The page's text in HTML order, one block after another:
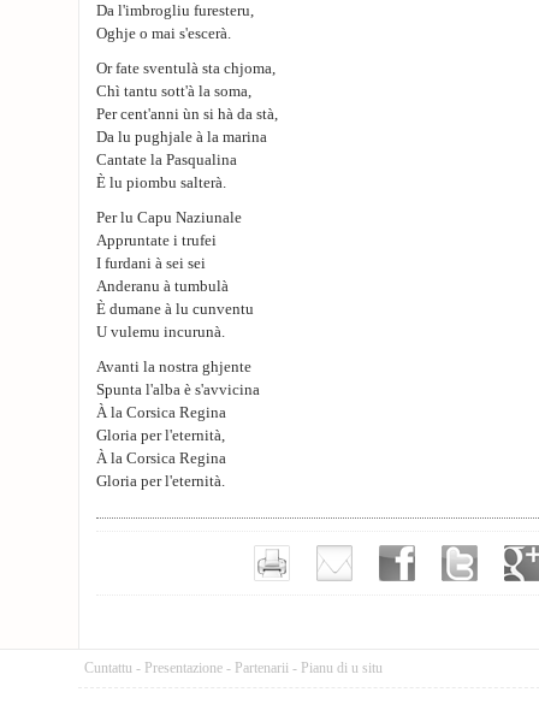
Da l'imbrogliu furesteru,
Oghje o mai s'escerà.
Or fate sventulà sta chjoma,
Chì tantu sott'à la soma,
Per cent'anni ùn si hà da stà,
Da lu pughjale à la marina
Cantate la Pasqualina
È lu piombu salterà.
Per lu Capu Naziunale
Appruntate i trufei
I furdani à sei sei
Anderanu à tumbulà
È dumane à lu cunventu
U vulemu incurunà.
Avanti la nostra ghjente
Spunta l'alba è s'avvicina
À la Corsica Regina
Gloria per l'eternità,
À la Corsica Regina
Gloria per l'eternità.
Cuntattu - Presentazione - Partenarii - Pianu di u situ